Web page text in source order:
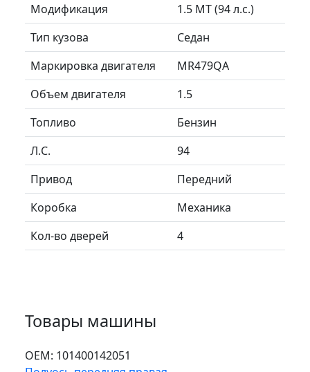
Модификация
1.5 MT (94 л.с.)
Тип кузова
Седан
Маркировка двигателя
MR479QA
Объем двигателя
1.5
Топливо
Бензин
Л.C.
94
Привод
Передний
Коробка
Механика
Кол-во дверей
4
Товары машины
ОЕМ: 101400142051